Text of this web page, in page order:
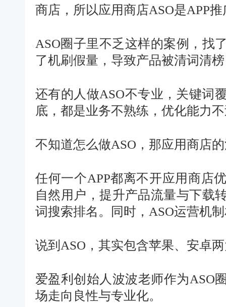
商店，所以应用商店ASO是APP
ASO圈子里不乏这样的案例，找
了机刷假量，导致产品被清词清
还有的人做ASO不专业，关键词
底，都是业务不熟练，优化能力
不知道怎么做ASO，那应用商店
任何一个APP都离不开应用商店
自然用户，提升产品流量与下载
词搜索排名。同时，ASO运营机
说到ASO，其实包含苹果、安卓
爱盈利创始人波波老师作为ASO
场走向良性与专业化。